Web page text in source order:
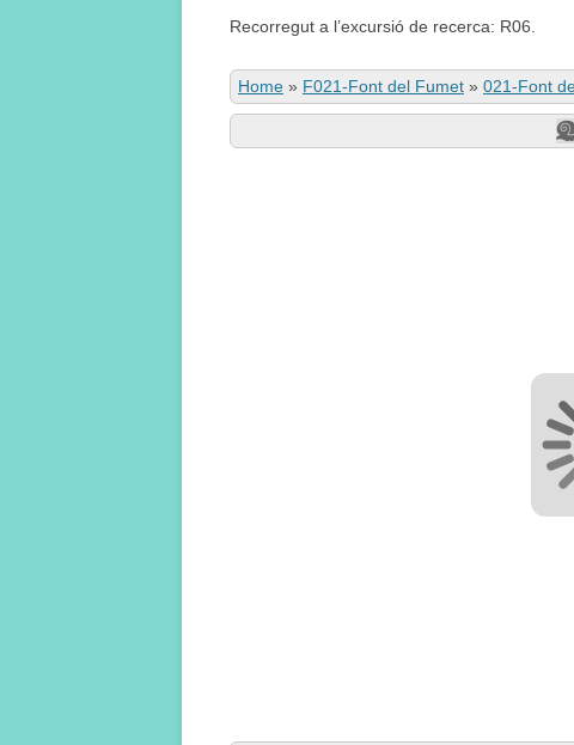
Recorregut a l’excursió de recerca: R06.
Home » F021-Font del Fumet » 021-Font